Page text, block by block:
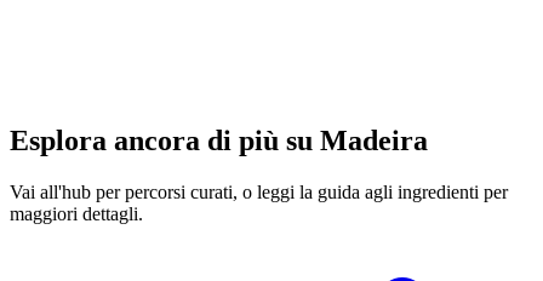
Esplora ancora di più su Madeira
Vai all'hub per percorsi curati, o leggi la guida agli ingredienti per
maggiori dettagli.